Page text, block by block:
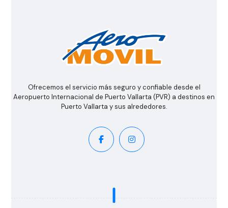
Ofrecemos el servicio más seguro y confiable desde el
Aeropuerto Internacional de Puerto Vallarta (PVR) a destinos en
Puerto Vallarta y sus alrededores.